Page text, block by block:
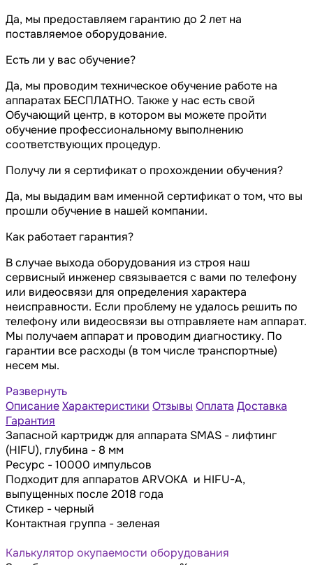
Да, мы предоставляем гарантию до 2 лет на
поставляемое оборудование.
Есть ли у вас обучение?
Да, мы проводим техническое обучение работе на
аппаратах БЕСПЛАТНО. Также у нас есть свой
Обучающий центр, в котором вы можете пройти
обучение профессиональному выполнению
соответствующих процедур.
Получу ли я сертификат о прохождении обучения?
Да, мы выдадим вам именной сертификат о том, что вы
прошли обучение в нашей компании.
Как работает гарантия?
В случае выхода оборудования из строя наш
сервисный инженер связывается с вами по телефону
или видеосвязи для определения характера
неисправности. Если проблему не удалось решить по
телефону или видеосвязи вы отправляете нам аппарат.
Мы получаем аппарат и проводим диагностику. По
гарантии все расходы (в том числе транспортные)
несем мы.
Развернуть
ОписаниеХарактеристики Отзывы Оплата Доставка
Гарантия
Запасной картридж для аппарата SMAS - лифтинг
(HIFU), глубина - 8 мм
Ресурс - 10000 импульсов
Подходит для аппаратов ARVOKA и HIFU-A,
выпущенных после 2018 года
Стикер - черный
Контактная группа - зеленая
Калькулятор окупаемости оборудования